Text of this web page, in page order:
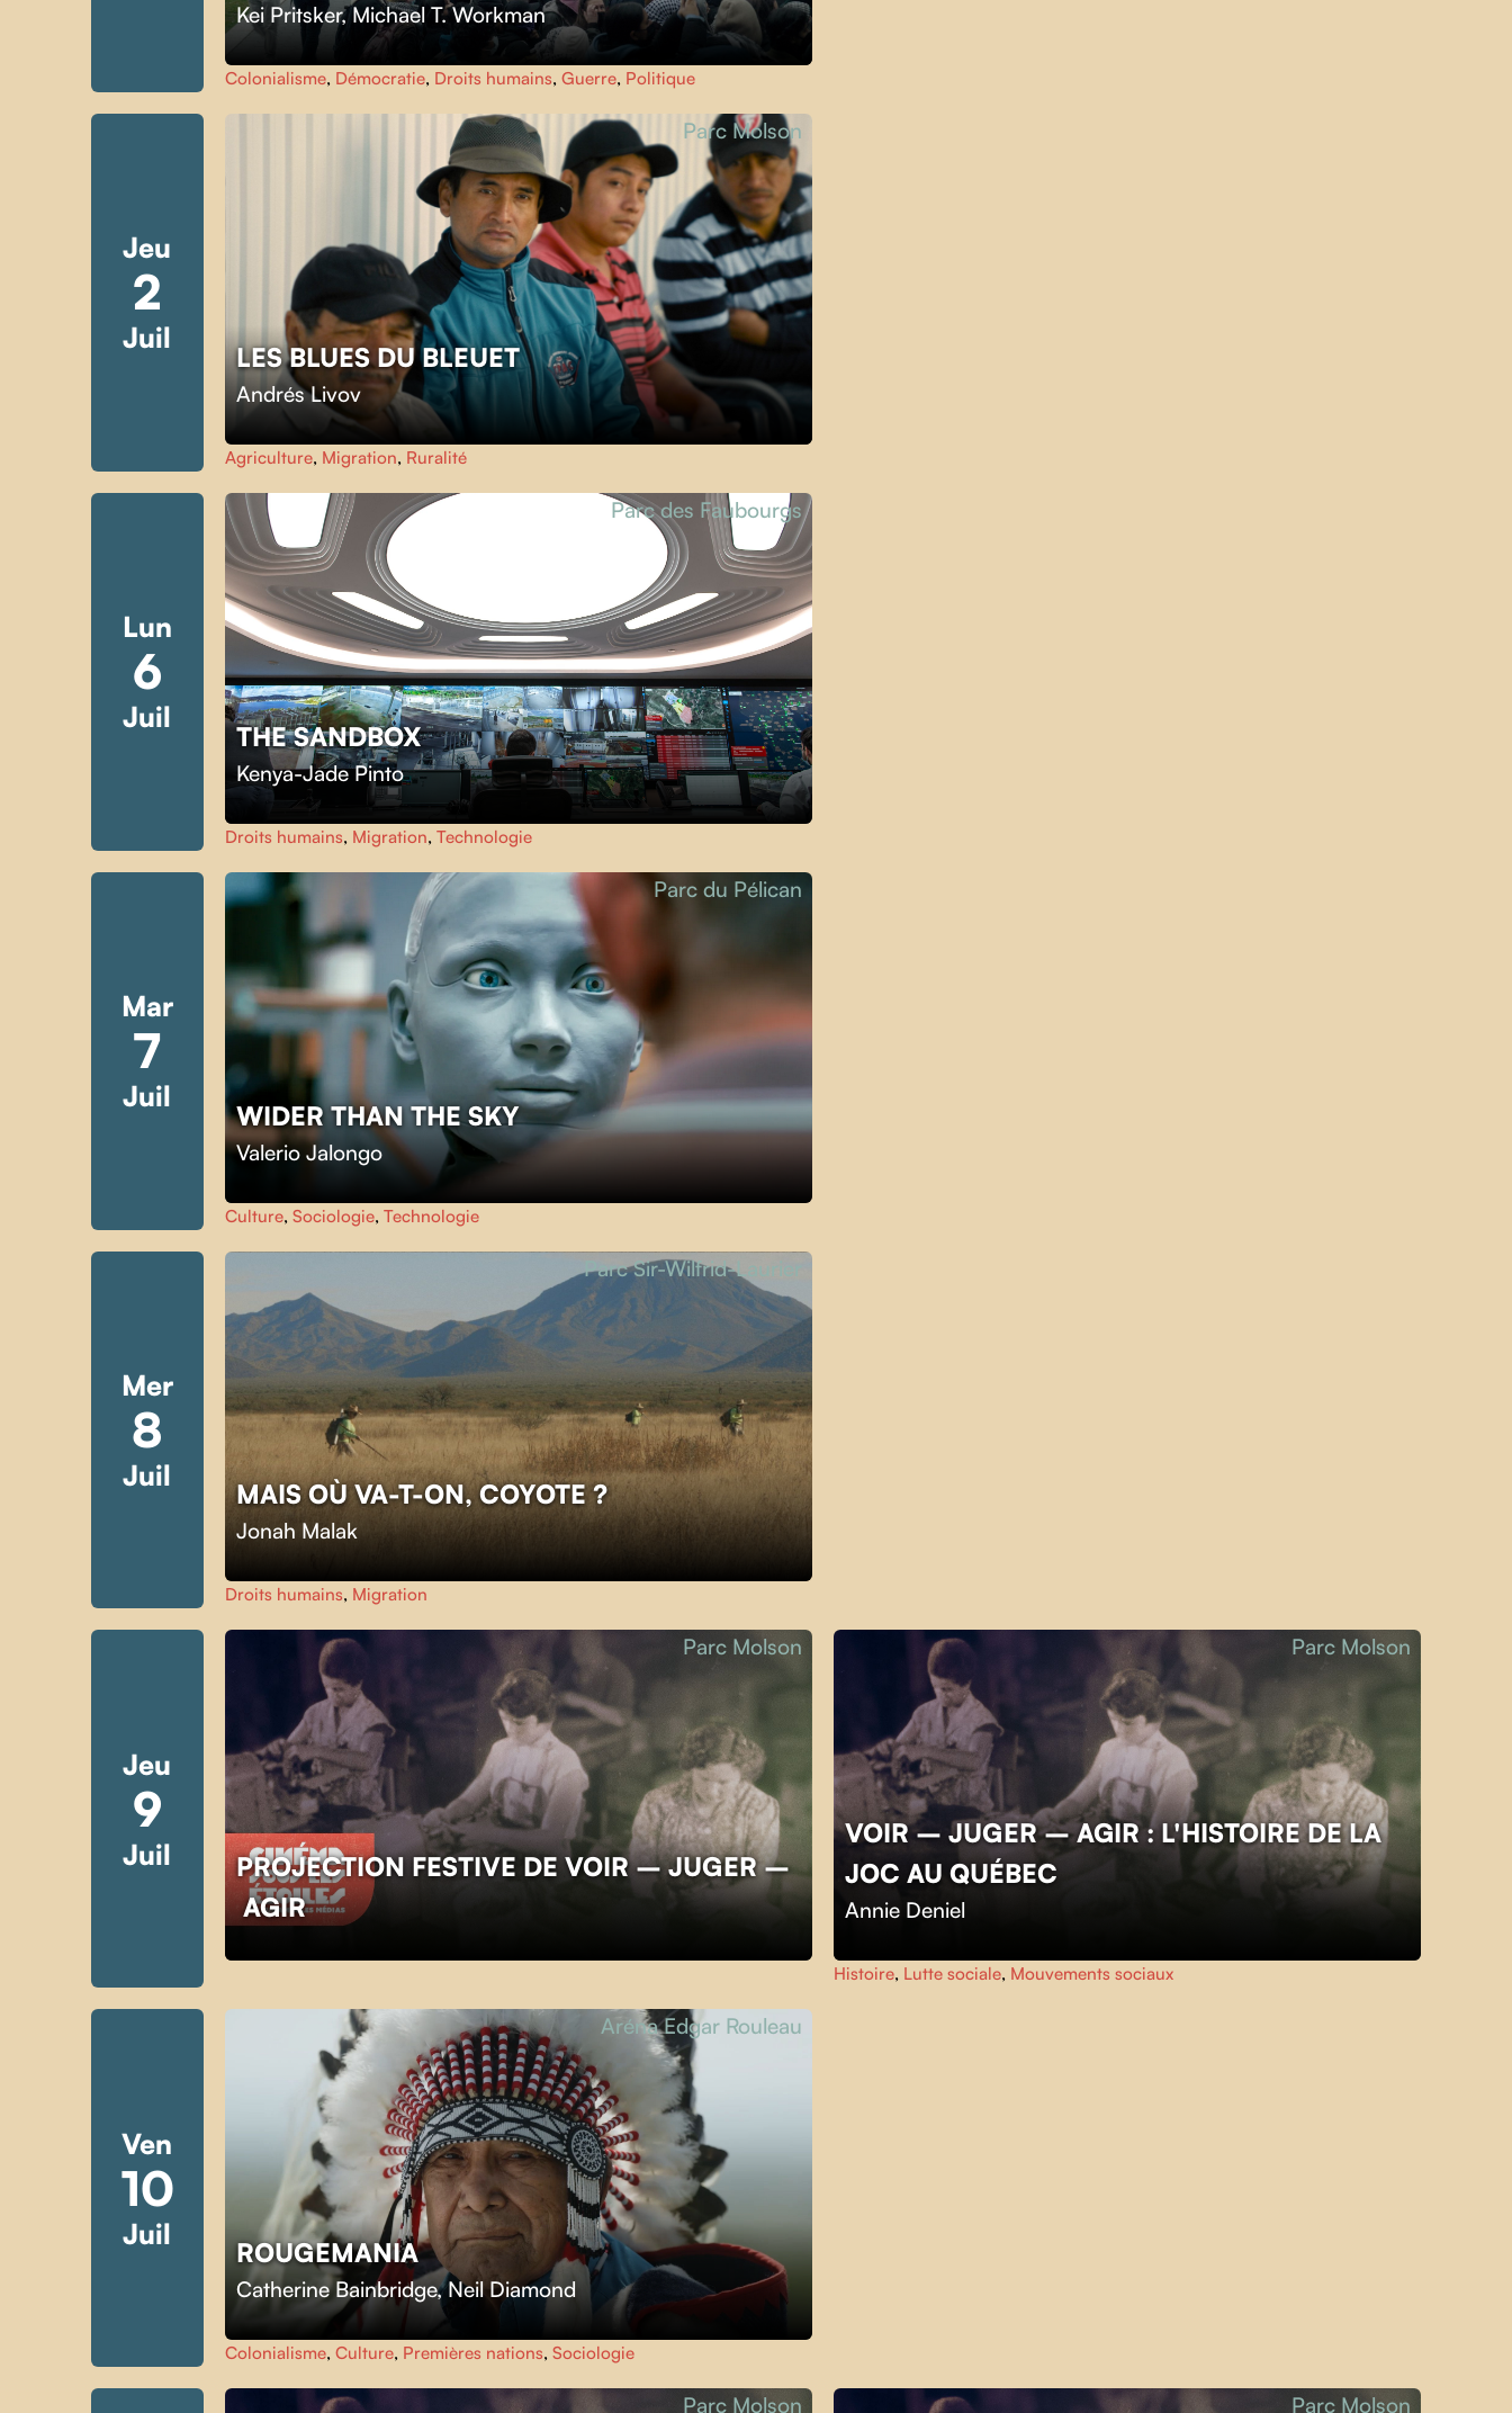
Kei Pritsker,Michael T. Workman
Colonialisme, Démocratie, Droits humains, Guerre, Politique
Jeu
2
Juil
LES BLUES DU BLEUET
Andrés Livov
Parc Molson
Agriculture, Migration, Ruralité
Lun
6
Juil
THE SANDBOX
Kenya-Jade Pinto
Parc des Faubourgs
Droits humains, Migration, Technologie
Mar
7
Juil
WIDER THAN THE SKY
Valerio Jalongo
Parc du Pélican
Culture, Sociologie, Technologie
Mer
8
Juil
MAIS OÙ VA-T-ON, COYOTE ?
Jonah Malak
Parc Sir-Wilfrid-Laurier
Droits humains, Migration
Jeu
9
Juil
PROJECTION FESTIVE DE VOIR – JUGER –
AGIR
Parc Molson
VOIR – JUGER – AGIR : L'HISTOIRE DE LA
JOC AU QUÉBEC
Annie Deniel
Parc Molson
Histoire, Lutte sociale, Mouvements sociaux
Ven
10
Juil
ROUGEMANIA
Catherine Bainbridge,Neil Diamond
Aréna Edgar Rouleau
Colonialisme, Culture, Premières nations, Sociologie
Parc Molson Parc Molson